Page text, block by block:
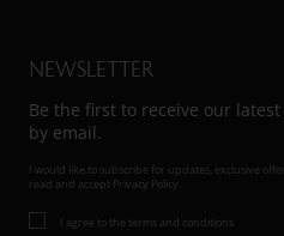
NEWSLETTER
Be the first to receive our
by email.
I would like to subscribe for updates, exclusive
read and accept Privacy Policy.
I agree to the terms and conditions